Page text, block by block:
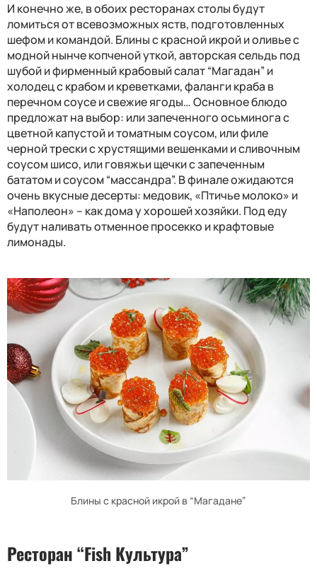
И конечно же, в обоих ресторанах столы будут
ломиться от всевозможных яств, подготовленных
шефом и командой. Блины с красной икрой и оливье с
модной нынче копченой уткой, авторская сельдь под
шубой и фирменный крабовый салат “Магадан” и
холодец с крабом и креветками, фаланги краба в
перечном соусе и свежие ягоды… Основное блюдо
предложат на выбор: или запеченного осьминога с
цветной капустой и томатным соусом, или филе
черной трески с хрустящими вешенками и сливочным
соусом шисо, или говяжьи щечки с запеченным
бататом и соусом “массандра”. В финале ожидаются
очень вкусные десерты: медовик, «Птичье молоко» и
«Наполеон» – как дома у хорошей хозяйки. Под еду
будут наливать отменное просекко и крафтовые
лимонады.
Блины с красной икрой в “Магадане”
Ресторан “Fish Культура”